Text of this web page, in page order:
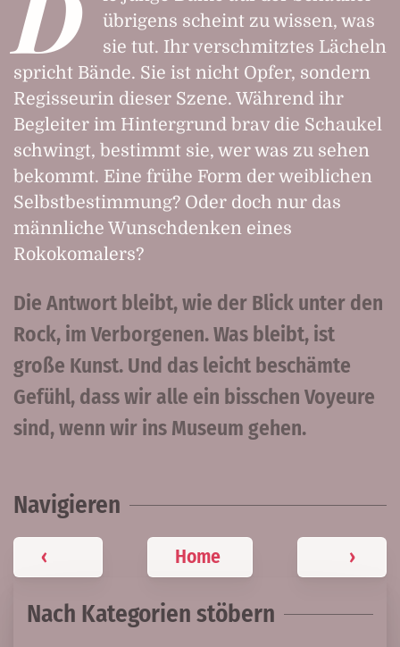
übrigens scheint zu wissen, was
sie tut. Ihr verschmitztes Lächeln
spricht Bände. Sie ist nicht Opfer, sondern
Regisseurin dieser Szene. Während ihr
Begleiter im Hintergrund brav die Schaukel
schwingt, bestimmt sie, wer was zu sehen
bekommt. Eine frühe Form der weiblichen
Selbstbestimmung? Oder doch nur das
männliche Wunschdenken eines
Rokokomalers?
Die Antwort bleibt, wie der Blick unter den
Rock, im Verborgenen. Was bleibt, ist
große Kunst. Und das leicht beschämte
Gefühl, dass wir alle ein bisschen Voyeure
sind, wenn wir ins Museum gehen.
Navigieren
‹ Home ›
Nach Kategorien stöbern